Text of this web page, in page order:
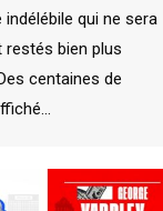
qui ne sera
restés bien plus
centaines de